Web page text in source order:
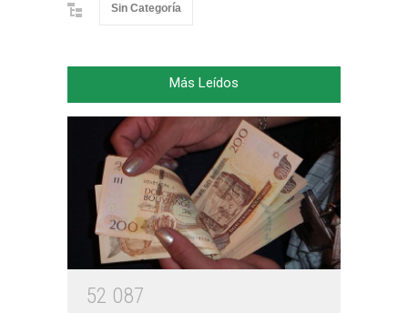
Sin Categoría
Más Leídos
52 087